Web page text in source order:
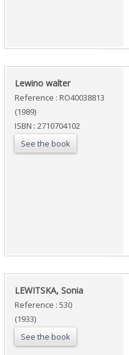
‎Lewino walter‎
Reference : RO40038813
(1989)
ISBN : 2710704102
See the book
‎LEWITSKA, Sonia‎
Reference : 530
(1933)
See the book